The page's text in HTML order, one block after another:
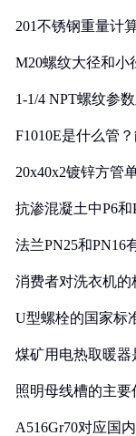
201不锈钢重量计
M20螺纹大径和小
1-1/4 NPT螺纹参
F1010E是什么管
20x40x2镀锌方管
抗渗混凝土中P6
法兰PN25和PN16
消费者对洗衣机
U型螺栓的国家标
煤矿用电热取暖
照明母线槽的主要
A516Gr70对应国